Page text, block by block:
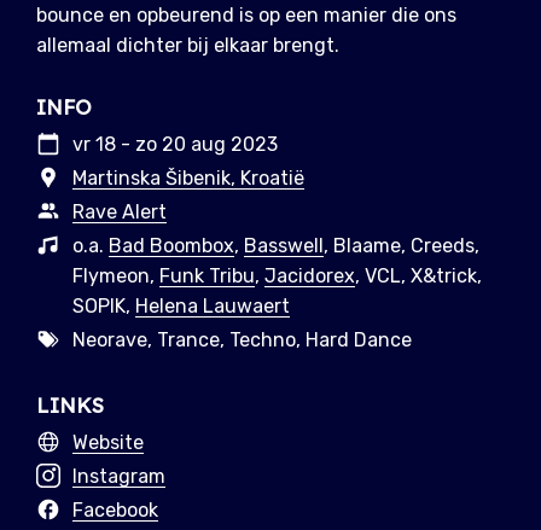
bounce en opbeurend is op een manier die ons
allemaal dichter bij elkaar brengt.
INFO
vr 18 - zo 20 aug 2023
Martinska Šibenik, Kroatië
Rave Alert
o.a. Bad Boombox, Basswell, Blaame, Creeds,
Flymeon, Funk Tribu, Jacidorex, VCL, X&trick,
SOPIK, Helena Lauwaert
Neorave, Trance, Techno, Hard Dance
LINKS
Website
Instagram
Facebook